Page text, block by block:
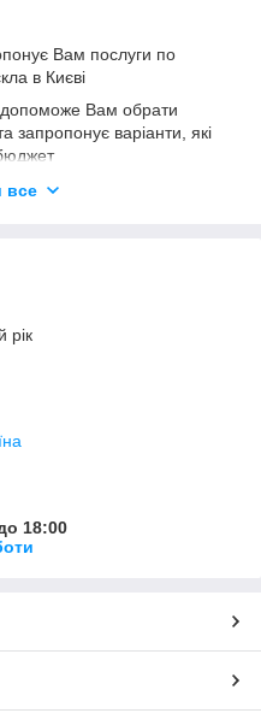
Вам послуги по
в Києві
Вам обрати
запропонує варіанти, які
автоскла в наявності
що забезпечить
вже через 30 хвилин,
та записатися на
у Viber, Telegram
все
рік
18:00